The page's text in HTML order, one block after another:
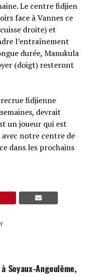
Le centre fidjien
face à Vannes ce
droite) et
l’entraînement
durée, Manukula
(doigt) resteront
fidjienne
devrait
un joueur qui est
notre centre de
dans les prochains
Soyaux-Angoulême,